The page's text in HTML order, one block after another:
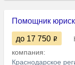
Помощник
до 17 750
компания:
Краснодарское